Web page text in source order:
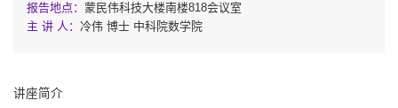
报告地点： 蒙民伟科技大楼南楼818会议室
主 讲 人： 冷伟 博士 中科院数学院
讲座简介